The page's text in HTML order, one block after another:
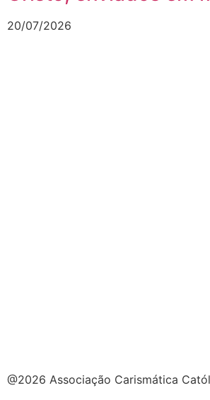
20/07/2026
@2026 Associação Carismática